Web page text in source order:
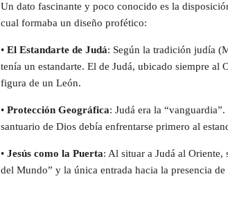
Un dato fascinante y poco conocido es la
cual formaba un diseño profético:
• El Estandarte de Judá: Según la tradición judía
tenía un estandarte. El de Judá, ubicado siempre al
figura de un León.
• Protección Geográfica: Judá era la
santuario de Dios debía enfrentarse primero al
• Jesús como la Puerta: Al situar a Judá al Oriente,
del Mundo” y la única entrada hacia la presencia